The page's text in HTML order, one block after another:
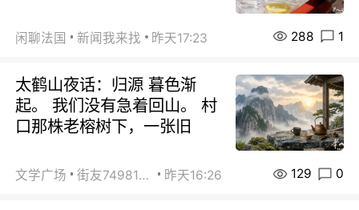
闲聊法国 新闻我来找 昨天17:23 288 1
太鹤山夜话：归源 暮色渐
起。 我们没有急着回山。 村
口那株老榕树下，一张旧
文学广场 街友74981146 昨天16:26 129 0